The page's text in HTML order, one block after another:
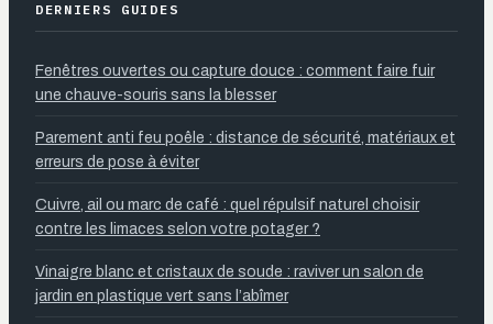
DERNIERS GUIDES
Fenêtres ouvertes ou capture douce : comment faire fuir
une chauve-souris sans la blesser
Parement anti feu poêle : distance de sécurité, matériaux et
erreurs de pose à éviter
Cuivre, ail ou marc de café : quel répulsif naturel choisir
contre les limaces selon votre potager ?
Vinaigre blanc et cristaux de soude : raviver un salon de
jardin en plastique vert sans l’abîmer